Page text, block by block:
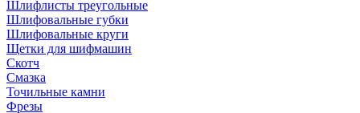
Шлифлисты треугольные
Шлифовальные губки
Шлифовальные круги
Щетки для шифмашин
Скотч
Смазка
Точильные камни
Фрезы